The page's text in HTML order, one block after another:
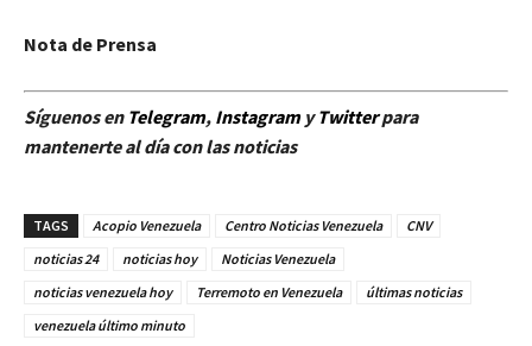
Nota de Prensa
Síguenos en Telegram, InstagramyTwitterpara
mantenerte al día con las noticias
TAGS Acopio Venezuela Centro Noticias Venezuela
CNV
noticias 24
noticias hoy
Noticias Venezuela
noticias venezuela hoy
Terremoto en Venezuela
últimas noticias
venezuela último minuto